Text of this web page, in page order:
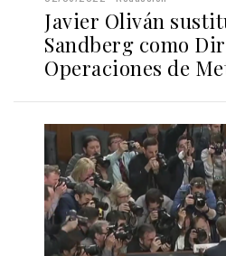
Javier Oliván
Sandberg como
Operaciones de